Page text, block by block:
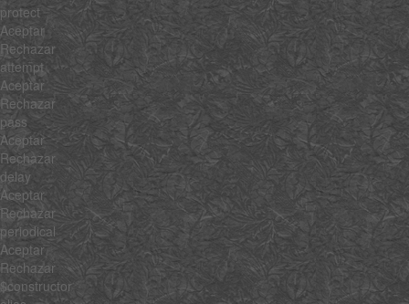
protect
Aceptar
Rechazar
attempt
Aceptar
Rechazar
pass
Aceptar
Rechazar
delay
Aceptar
Rechazar
periodical
Aceptar
Rechazar
$constructor